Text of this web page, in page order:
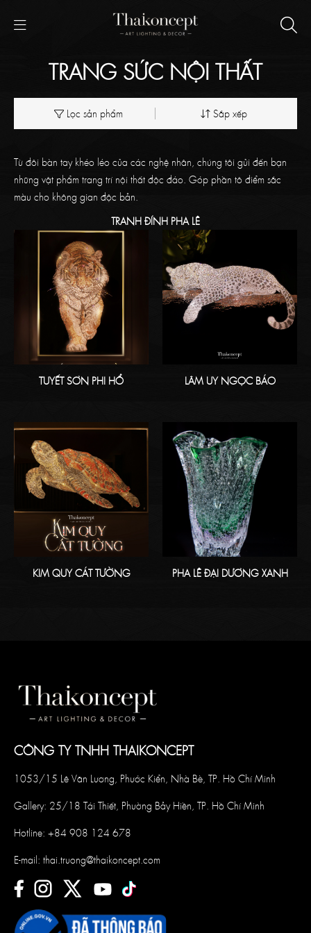
TRANG SỨC NỘI THẤT
Lọc sản phẩm Sắp xếp
Từ đôi bàn tay khéo léo của các nghệ nhân, chúng tôi gửi đến bạn
những vật phẩm trang trí nội thất độc đáo. Góp phần tô điểm sắc
màu cho không gian độc bản.
TRANH ĐÍNH PHA LÊ
TUYẾT SƠN PHI HỔ LÂM UY NGỌC BÁO
KIM QUY CÁT TƯỜNG PHA LÊ ĐẠI DƯƠNG XANH
CÔNG TY TNHH THAIKONCEPT
1053/15 Lê Văn Lương, Phước Kiển, Nhà Bè, TP. Hồ Chí Minh
Gallery: 25/18 Tái Thiết, Phường Bảy Hiền, TP. Hồ Chí Minh
Hotline: +84 908 124 678
E-mail: thai.truong@thaikoncept.com